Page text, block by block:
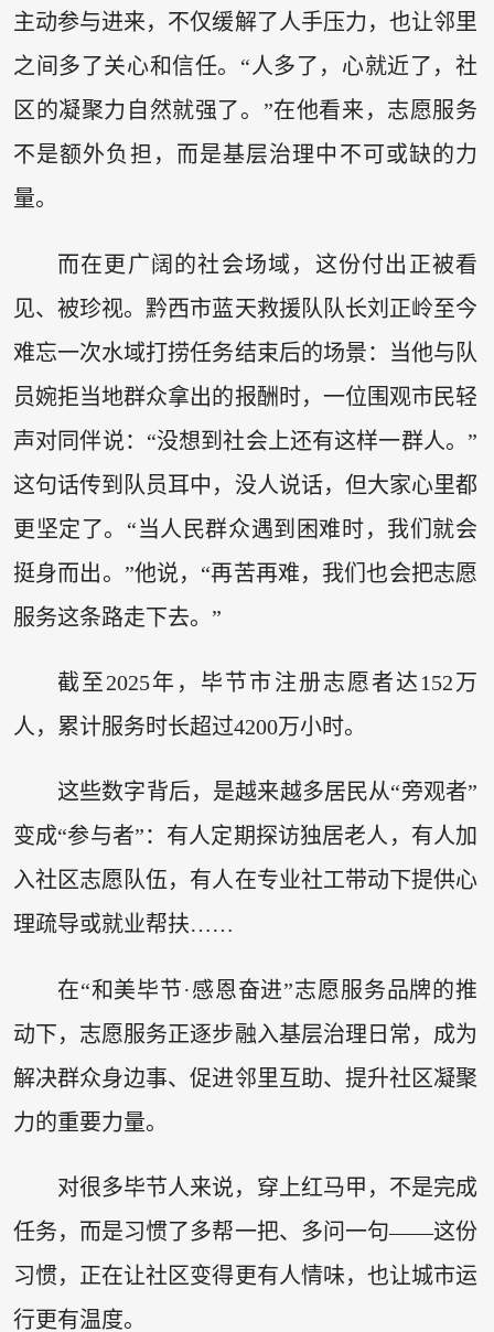
主动参与进来，不仅缓解了人手压力，也让邻里
之间多了关心和信任。“人多了，心就近了，社
区的凝聚力自然就强了。”在他看来，志愿服务
不是额外负担，而是基层治理中不可或缺的力
量。
而在更广阔的社会场域，这份付出正被看
见、被珍视。黔西市蓝天救援队队长刘正岭至今
难忘一次水域打捞任务结束后的场景：当他与队
员婉拒当地群众拿出的报酬时，一位围观市民轻
声对同伴说：“没想到社会上还有这样一群人。”
这句话传到队员耳中，没人说话，但大家心里都
更坚定了。“当人民群众遇到困难时，我们就会
挺身而出。”他说，“再苦再难，我们也会把志愿
服务这条路走下去。”
截至2025年，毕节市注册志愿者达152万
人，累计服务时长超过4200万小时。
这些数字背后，是越来越多居民从“旁观者”
变成“参与者”：有人定期探访独居老人，有人加
入社区志愿队伍，有人在专业社工带动下提供心
理疏导或就业帮扶……
在“和美毕节·感恩奋进”志愿服务品牌的推
动下，志愿服务正逐步融入基层治理日常，成为
解决群众身边事、促进邻里互助、提升社区凝聚
力的重要力量。
对很多毕节人来说，穿上红马甲，不是完成
任务，而是习惯了多帮一把、多问一句——这份
习惯，正在让社区变得更有人情味，也让城市运
行更有温度。